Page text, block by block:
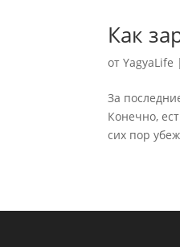
Как
отYagyaLife |
За
Конечно,
сих пор